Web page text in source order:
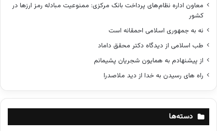
معاون اداره نظام‌های پرداخت بانک مرکزی: ممنوعیت مبادله رمز ارزها در
کشور
نه به جمهوری اسلامی احمقانه است
طب اسلامی از دیدگاه دکتر محقق داماد
از پیشنهادم به همایون شجریان پشیمانم
راه های رسیدن به خدا از دید ملاصدرا
دسته‌ها